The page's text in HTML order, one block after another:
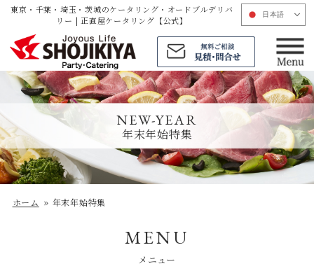
コ
テ
ン
ツ
へ
ス
東京・千葉・埼玉・茨城のケータリング・オードブルデリバ
リー | 正直屋ケータリング【公式】
日本語
NEW-YEAR
年末年始特集
ホーム » 年末年始特集
MENU
メニュー